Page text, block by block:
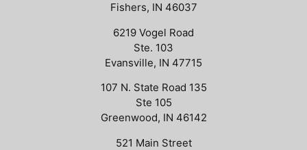
Fishers, IN 46037
6219 Vogel Road
Ste. 103
Evansville, IN 47715
107 N. State Road 135
Ste 105
Greenwood, IN 46142
521 Main Street